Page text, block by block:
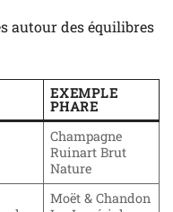
autour des équilibres
EXEMPLE
PHARE
Champagne
Ruinart Brut
Nature
Moët & Chandon